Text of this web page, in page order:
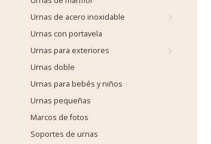
Urnas de acero inoxidable
Urnas con portavela
Urnas para exteriores
Urnas doble
Urnas para bebés y niños
Urnas pequeñas
Marcos de fotos
Soportes de urnas